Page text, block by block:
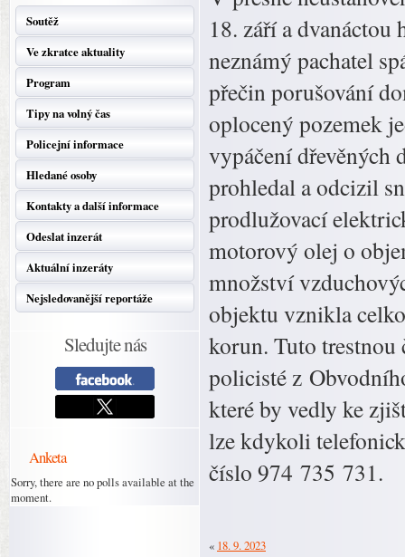
Soutěž
Ve zkratce aktuality
Program
Tipy na volný čas
Policejní informace
Hledané osoby
Kontakty a další informace
Odeslat inzerát
Aktuální inzeráty
Nejsledovanější reportáže
Sledujte nás
Anketa
Sorry, there are no polls available at the
moment.
18. září a
neznámý pachatel
přečin porušování
oplocený pozemek
vypáčení dřevěných
prohledal a odcizil
prodlužovací
motorový olej o
množství
objektu vznikla
korun. Tuto
policisté z
které by vedly ke
lze kdykoli
číslo 974 735 731.
« 18. 9. 2023